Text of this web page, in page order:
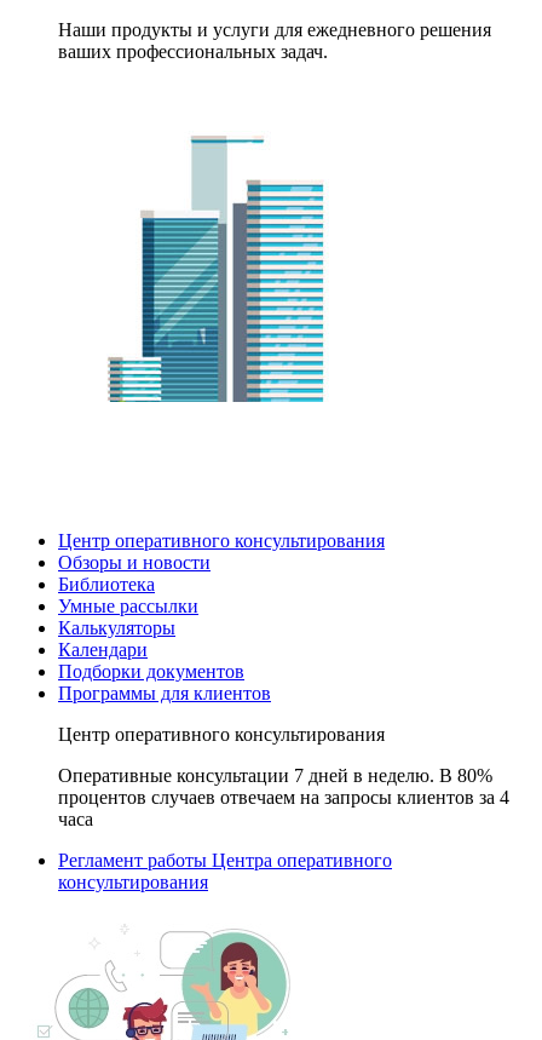
Наши продукты и услуги для ежедневного решения
ваших профессиональных задач.
Центр оперативного консультирования
Обзоры и новости
Библиотека
Умные рассылки
Калькуляторы
Календари
Подборки документов
Программы для клиентов
Центр оперативного консультирования
Оперативные консультации 7 дней в неделю. В 80%
процентов случаев отвечаем на запросы клиентов за 4
часа
Регламент работы Центра оперативного
консультирования